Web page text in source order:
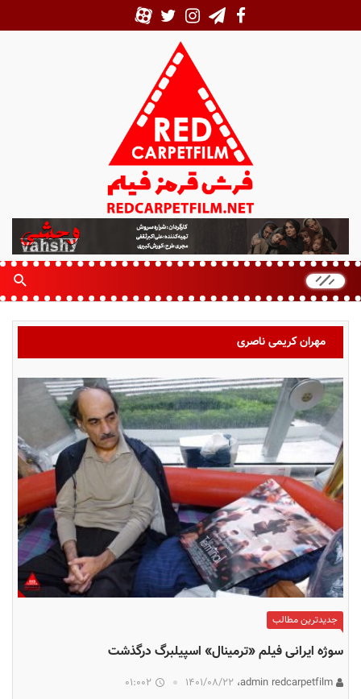
ر
ش
ر
م
ز
مهران کریمی ناصری
جدیدترین مطالب
سوژه ایرانی فیلم «ترمینال» اسپیلبرگ درگذشت
۱۴۰۱/۰۸/۲۲ 01:002